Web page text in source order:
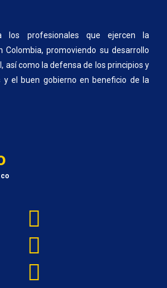
los profesionales que ejercen la
Colombia, promoviendo su desarrollo
así como la defensa de los principios y
y el buen gobierno en beneficio de la